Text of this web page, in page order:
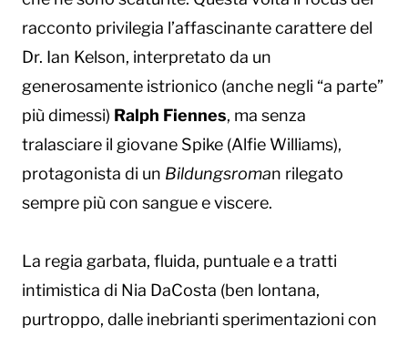
racconto privilegia l’affascinante carattere del
Dr. Ian Kelson, interpretato da un
generosamente istrionico (anche negli “a parte”
più dimessi) Ralph Fiennes, ma senza
tralasciare il giovane Spike (Alfie Williams),
protagonista di un Bildungsroman rilegato
sempre più con sangue e viscere.
La regia garbata, fluida, puntuale e a tratti
intimistica di Nia DaCosta (ben lontana,
purtroppo, dalle inebrianti sperimentazioni con